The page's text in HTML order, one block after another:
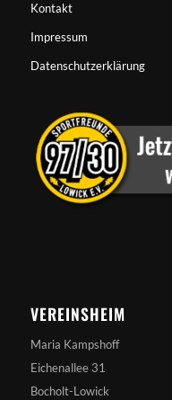
Kontakt
Impressum
Datenschutzerklärung
VEREINSHEIM
Maria Kampshoff
Eichenallee 31
Bocholt-Lowick